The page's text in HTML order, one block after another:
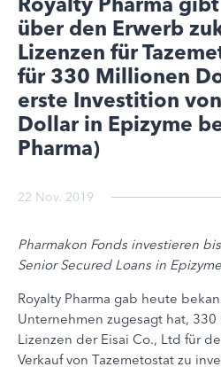
über den Erwerb
Lizenzen für
für 330 Millionen
erste Investition
Dollar in Epizyme
Pharma)
22 Nov. 2019
Pharmakon Fonds investieren
Senior Secured Loans in
Royalty Pharma gab heute
Unternehmen zugesagt hat,
Lizenzen der Eisai Co., Ltd für
Verkauf von Tazemetostat zu